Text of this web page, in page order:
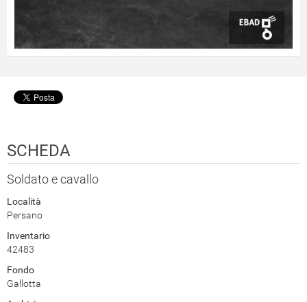
SCHEDA
Soldato e cavallo
Località
Persano
Inventario
42483
Fondo
Gallotta